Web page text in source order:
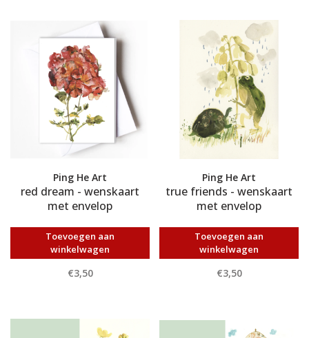
Ping He Art
red dream - wenskaart
met envelop
Toevoegen aan
winkelwagen
€3,50
Ping He Art
true friends - wenskaart
met envelop
Toevoegen aan
winkelwagen
€3,50